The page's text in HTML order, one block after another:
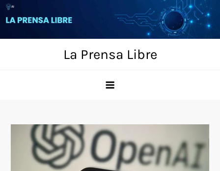
Skip
to
La Prensa Libre